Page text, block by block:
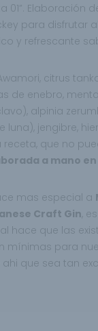
01”. Elaboración
para disfrutar
y refrescante
citrus
de enebro,
alpinia
luna), jengibre,
receta, que no
a mano
mas especial a
Craft Gin,
hace que las
mínimas para
que sea tan